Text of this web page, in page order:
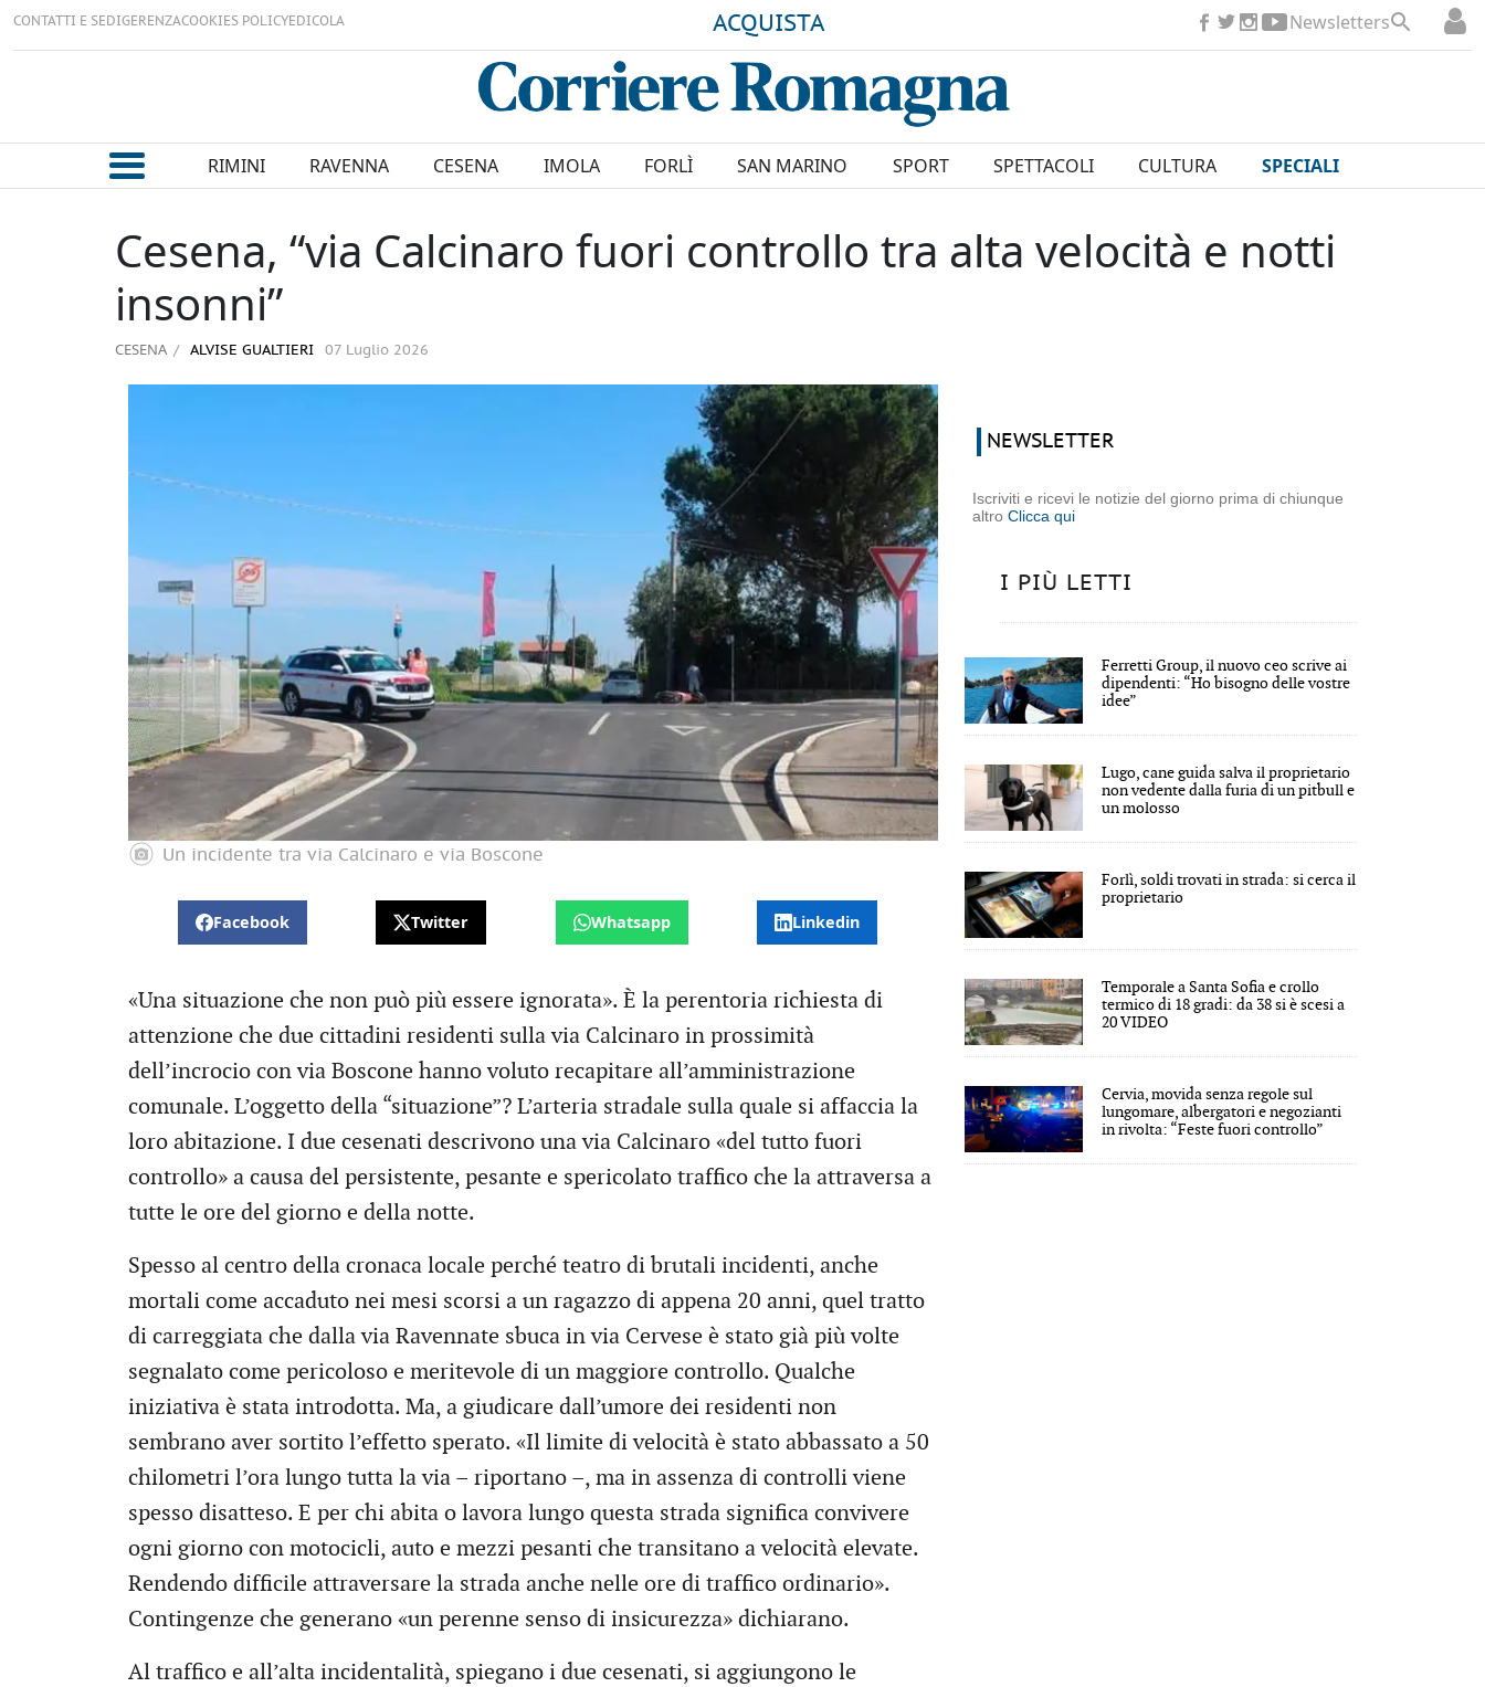
CONTATTI E SEDIGERENZACOOKIES POLICYEDICOLA ACQUISTA Newsletters
RIMINI RAVENNA CESENA IMOLA FORLÌ SAN MARINO SPORT SPETTACOLI CULTURA SPECIALI
Cesena, “via Calcinaro fuori controllo tra alta velocità e notti
insonni”
CESENA ALVISE GUALTIERI 07 Luglio 2026
Un incidente tra via Calcinaro e via Boscone
Facebook Twitter Whatsapp Linkedin
«Una situazione che non può più essere ignorata». È la perentoria richiesta di
attenzione che due cittadini residenti sulla via Calcinaro in prossimità
dell’incrocio con via Boscone hanno voluto recapitare all’amministrazione
comunale. L’oggetto della “situazione”? L’arteria stradale sulla quale si affaccia la
loro abitazione. I due cesenati descrivono una via Calcinaro «del tutto fuori
controllo» a causa del persistente, pesante e spericolato traffico che la attraversa a
tutte le ore del giorno e della notte.
Spesso al centro della cronaca locale perché teatro di brutali incidenti, anche
mortali come accaduto nei mesi scorsi a un ragazzo di appena 20 anni, quel tratto
di carreggiata che dalla via Ravennate sbuca in via Cervese è stato già più volte
segnalato come pericoloso e meritevole di un maggiore controllo. Qualche
iniziativa è stata introdotta. Ma, a giudicare dall’umore dei residenti non
sembrano aver sortito l’effetto sperato. «Il limite di velocità è stato abbassato a 50
chilometri l’ora lungo tutta la via – riportano –, ma in assenza di controlli viene
spesso disatteso. E per chi abita o lavora lungo questa strada significa convivere
ogni giorno con motocicli, auto e mezzi pesanti che transitano a velocità elevate.
Rendendo difficile attraversare la strada anche nelle ore di traffico ordinario».
Contingenze che generano «un perenne senso di insicurezza» dichiarano.
Al traffico e all’alta incidentalità, spiegano i due cesenati, si aggiungono le
NEWSLETTER
Iscriviti e ricevi le notizie del giorno prima di chiunque
altroClicca qui
I PIÙ LETTI
Ferretti Group, il nuovo ceo scrive ai
dipendenti: “Ho bisogno delle vostre
idee”
Lugo, cane guida salva il proprietario
non vedente dalla furia di un pitbull e
un molosso
Forlì, soldi trovati in strada: si cerca il
proprietario
Temporale a Santa Sofia e crollo
termico di 18 gradi: da 38 si è scesi a
20 VIDEO
Cervia, movida senza regole sul
lungomare, albergatori e negozianti
in rivolta: “Feste fuori controllo”